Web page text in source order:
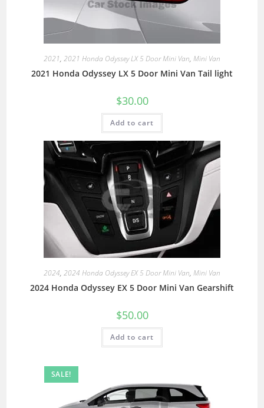
2021, 2021 Honda Odyssey LX 5 Door Mini Van, Mini Van
2021 Honda Odyssey LX 5 Door Mini Van Tail light
$30.00
Add to cart
2024, 2024 Honda Odyssey EX 5 Door Mini Van, Mini Van
2024 Honda Odyssey EX 5 Door Mini Van Gearshift
$50.00
Add to cart
SALE!